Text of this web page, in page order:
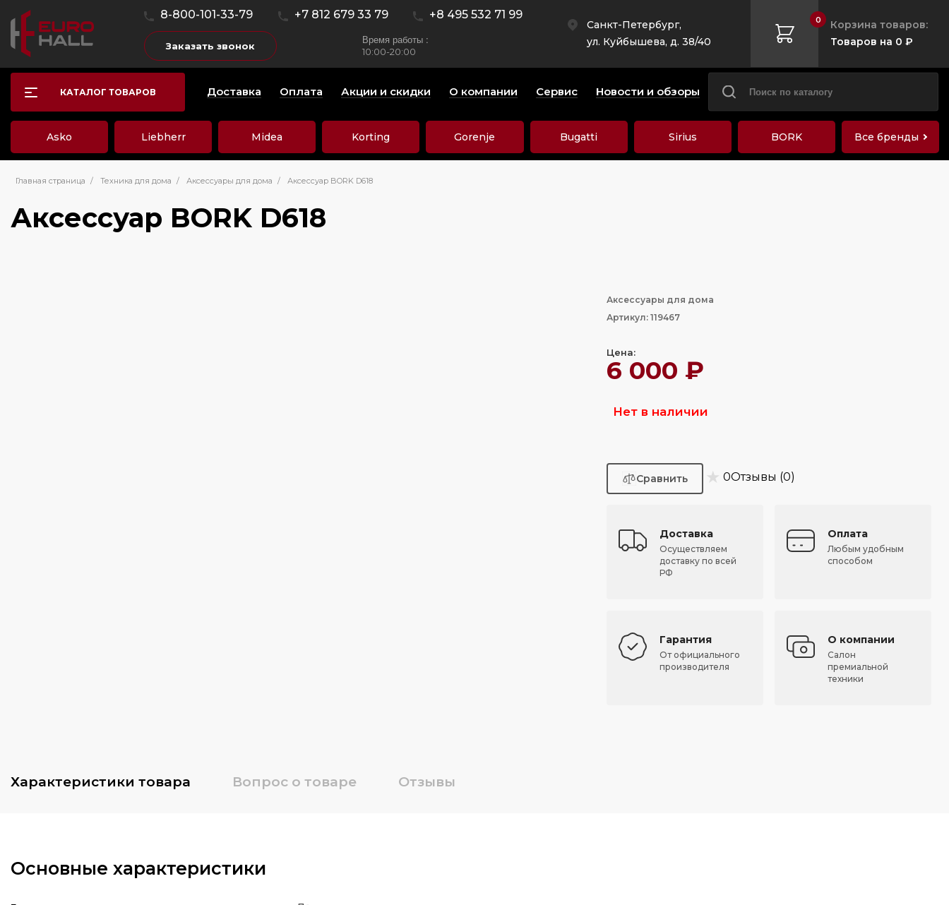
8-800-101-33-79 +7 812 679 33 79 +8 495 532 71 99
Заказать звонок Время работы :
10:00-20:00
Санкт-Петербург,
ул. Куйбышева, д. 38/40
0
Корзина товаров:
Товаров на 0 ₽
КАТАЛОГ ТОВАРОВ Доставка Оплата Акции и скидки О компании Сервис Новости и обзоры
Asko Liebherr Midea Korting Gorenje Bugatti Sirius BORK Все бренды
Главная страница / Техника для дома / Аксессуары для дома / Аксессуар BORK D618
Аксессуар BORK D618
Аксессуары для дома
Артикул: 119467
Цена:
6 000 ₽
Нет в наличии
★ 0Отзывы (0)
Доставка
Осуществляем
доставку по всей
РФ
Оплата
Любым удобным
способом
Гарантия
От официального
производителя
О компании
Салон
премиальной
техники
Характеристики товара Вопрос о товаре Отзывы
Основные характеристики